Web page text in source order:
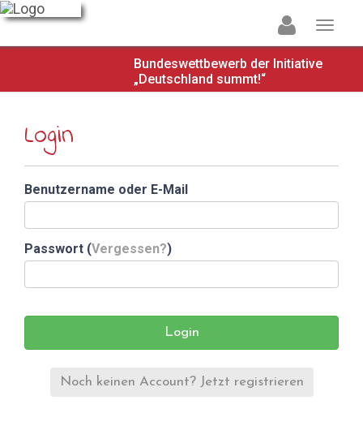
Bundeswettbewerb der Initiative
„Deutschland summt!“
Login
Benutzername oder E-Mail
Passwort (Vergessen?)
Noch keinen Account? Jetzt registrieren